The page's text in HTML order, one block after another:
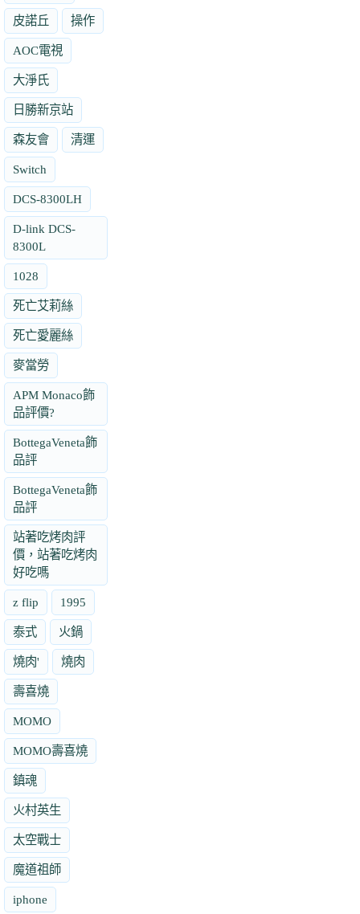
皮諾丘 操作
AOC電視
大淨氏
日勝新京站
森友會 清運
Switch
DCS-8300LH
D-link DCS-
8300L
1028
死亡艾莉絲
死亡愛麗絲
麥當勞
APM Monaco飾
品評價?
BottegaVeneta飾
品評
BottegaVeneta飾
品評
站著吃烤肉評
價，站著吃烤肉
好吃嗎
z flip 1995
泰式 火鍋
燒肉' 燒肉
壽喜燒
MOMO
MOMO壽喜燒
鎮魂
火村英生
太空戰士
魔道祖師
iphone